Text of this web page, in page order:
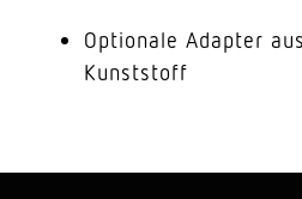
Optionale Adapter
Kunststoff